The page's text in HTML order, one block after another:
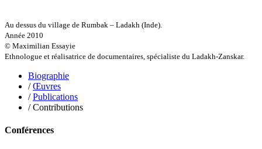
Guerrier Gérard
Guillemot Agnès
Guillotel Pierre-Antoine
Guyon Élizabeth
Hafez Kim
Halluin Bruno d’
Hardivilliers Albéric d’
Harvey James
Hervouët Tifenn
Au dessus du village de Rumbak – Ladakh (Inde).
Année 2010
© Maximilian Essayie
Ethnologue et réalisatrice de documentaires, spécialiste du Ladakh-Zanskar.
Biographie
/Œuvres
/Publications
/ Contributions
Conférences